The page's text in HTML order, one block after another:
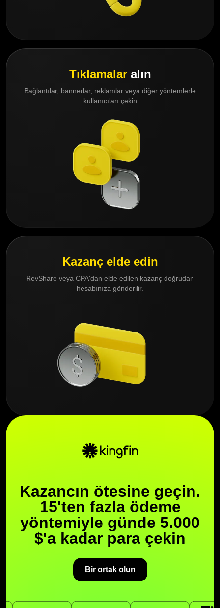
Tıklamalaralın
Bağlantılar, bannerlar, reklamlar veya diğer yöntemlerle
kullanıcıları çekin
Kazanç elde edin
RevShare veya CPA'dan elde edilen kazanç doğrudan
hesabınıza gönderilir.
Kazancın ötesine geçin.
15'ten fazla ödeme
yöntemiyle günde 5.000
$'a kadar para çekin
Bir ortak olun